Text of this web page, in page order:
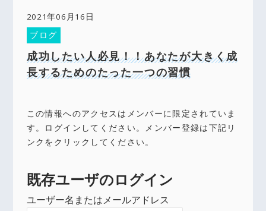
2021年06月16日
ブログ
成功したい人必見！！あなたが大きく成
長するためのたった一つの習慣
この情報へのアクセスはメンバーに限定されていま
す。ログインしてください。メンバー登録は下記リ
ンクをクリックしてください。
既存ユーザのログイン
ユーザー名またはメールアドレス